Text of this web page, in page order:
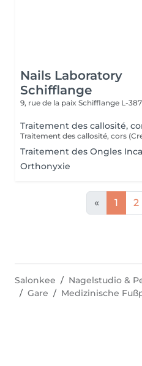
Nails Laboratory
Schifflange
9, rue de la paix Schifflange L-
Traitement des callosité,
Traitement des callosité, cors
Traitement des Ongles
Orthonyxie
« 1 2
Salonkee Nagelstudio &
Gare
Medizinische